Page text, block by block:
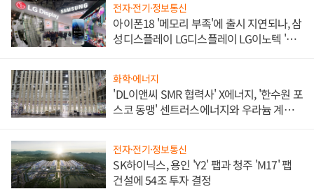
전자·전기·정보통신
아이폰18 '메모리 부족'에 출시 지연되나, 삼
성디스플레이 LG디스플레이 LG이노텍 '탈
화학·에너지
'DL이앤씨 SMR 협력사' X에너지, '한수원 포
스코 동맹' 센트러스에너지와 우라늄 계약
전자·전기·정보통신
SK하이닉스, 용인 'Y2' 팹과 청주 'M17' 팹
건설에 54조 투자 결정